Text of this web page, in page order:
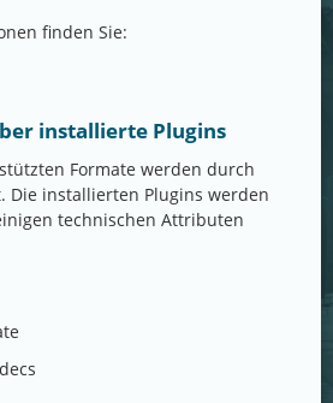
finden Sie:
installierte Plugins
Formate werden durch
Die installierten Plugins werden
technischen Attributen